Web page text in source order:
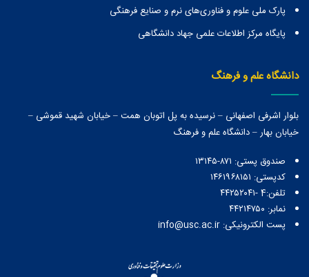
پارک ملی علوم و فناوری‌های نرم و صنایع فرهنگی
پایگاه مرکز اطلاعات علمی جهاد دانشگاهی
دانشگاه علم و فرهنگ
بلوار اشرفی اصفهانی – نرسیده به پل اتوبان همت – خیابان شهید قموشی –
خیابان بهار – دانشگاه علم و فرهنگ
صندوق پستی:‌ ۸۷۱-۱۳۱۴۵
کدپستی: ۱۴۶۱۹۶۸۱۵۱
تلفن:4 -۴۴۲۵۲۰۴۱
نمابر: ۴۴۲۱۴۷۵۰
پست الکترونیکی: info@usc.ac.ir